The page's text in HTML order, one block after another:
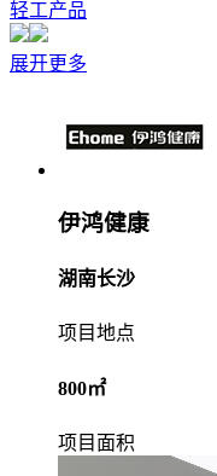
轻工产品
展开更多
伊鸿健康
湖南长沙
项目地点
800㎡
项目面积